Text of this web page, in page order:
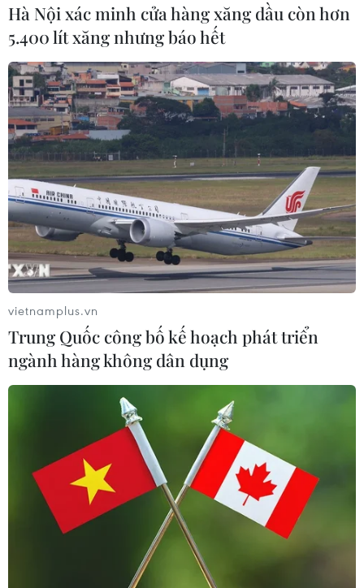
TIN CÙNG CHUYÊN MỤC
Hà Nội xác minh cửa hàng xăng dầu còn hơn
5.400 lít xăng nhưng báo hết
vietnamplus.vn
Trung Quốc công bố kế hoạch phát triển
ngành hàng không dân dụng